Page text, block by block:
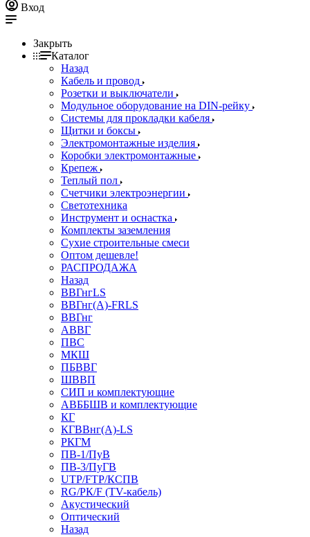
Вход
Закрыть
Каталог
Назад
Кабель и провод
Розетки и выключатели
Модульное оборудование на DIN-рейку
Системы для прокладки кабеля
Щитки и боксы
Электромонтажные изделия
Коробки электромонтажные
Крепеж
Теплый пол
Счетчики электроэнергии
Светотехника
Инструмент и оснастка
Комплекты заземления
Сухие строительные смеси
Оптом дешевле!
РАСПРОДАЖА
Назад
ВВГнгLS
ВВГнг(А)-FRLS
ВВГнг
АВВГ
ПВС
МКШ
ПБВВГ
ШВВП
СИП и комплектующие
АВББШВ и комплектующие
КГ
КГВВнг(А)-LS
РКГМ
ПВ-1/ПуВ
ПВ-3/ПуГВ
UTP/FTP/КСПВ
RG/РК/F (TV-кабель)
Акустический
Оптический
Назад